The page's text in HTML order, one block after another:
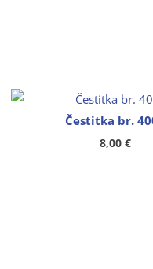
Čestitka br.
8,00 €